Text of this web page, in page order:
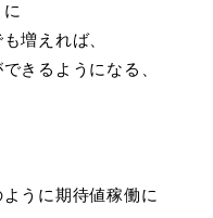
増えれば、
きるようになる、
うに期待値稼働に